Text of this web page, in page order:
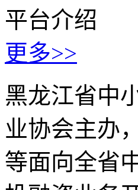
平台介绍
更多>>
黑龙江省中
业协会主办
等面向全省